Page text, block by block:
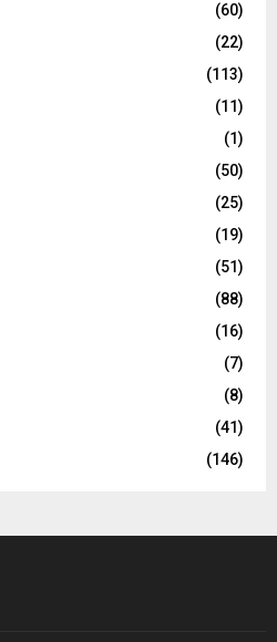
(60)
(22)
(113)
(11)
(1)
(50)
(25)
(19)
(51)
(88)
(16)
(7)
(8)
(41)
(146)